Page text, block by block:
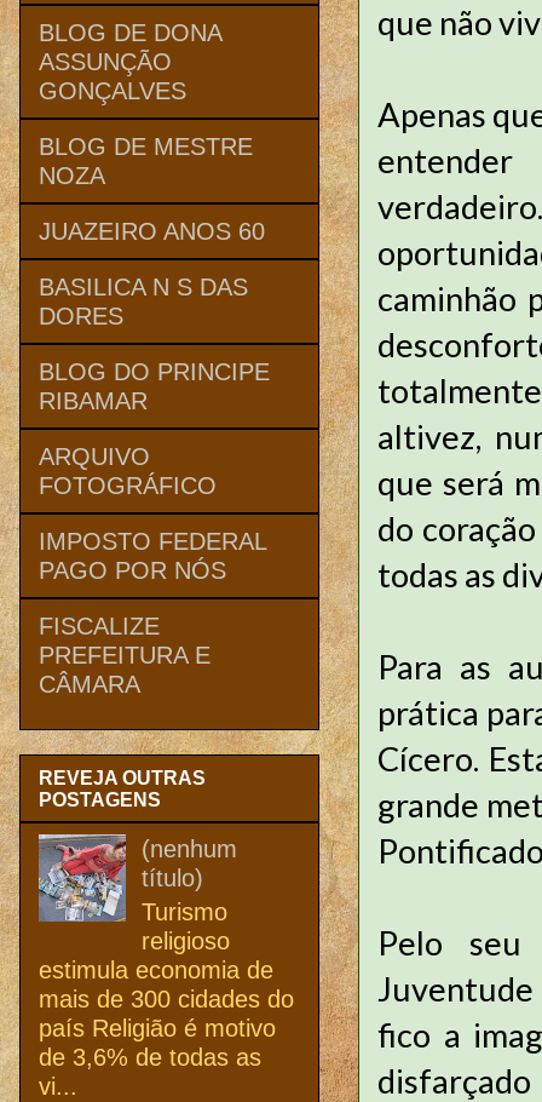
que não
Apenas
caminhão
altivez,
que será
do
todas as
Para as
prática
Cícero.
grande
Pelo seu
fico a
BLOG DE DONA
ASSUNÇÃO
GONÇALVES
BLOG DE MESTRE
NOZA
JUAZEIRO ANOS 60
BASILICA N S DAS
DORES
BLOG DO PRINCIPE
RIBAMAR
ARQUIVO
FOTOGRÁFICO
IMPOSTO FEDERAL
PAGO POR NÓS
FISCALIZE
PREFEITURA E
CÂMARA
REVEJA OUTRAS
POSTAGENS
(nenhum
título)
Turismo
religioso
estimula economia de
mais de 300 cidades do
país Religião é motivo
de 3,6% de todas as
vi...